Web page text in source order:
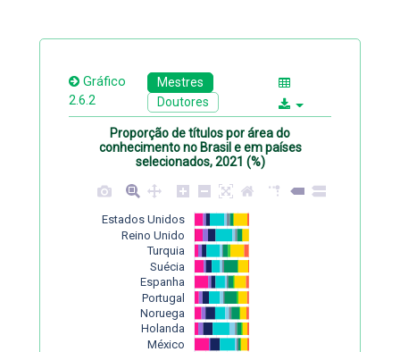
Gráfico
2.6.2
Mestres
Doutores
Proporção de títulos por área do
conhecimento no Brasil e em países
selecionados, 2021 (%)
México
Holanda
Noruega
Portugal
Espanha
Suécia
Turquia
Reino Unido
Estados Unidos